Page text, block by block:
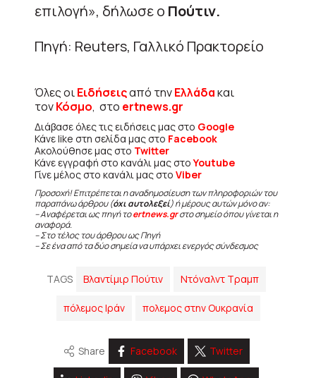
επιλογή», δήλωσε ο Πούτιν.
Πηγή: Reuters, Γαλλικό Πρακτορείο
Όλες οιΕιδήσειςαπό τηνΕλλάδακαι
τονΚόσμο, στο ertnews.gr
Διάβασε όλες τις ειδήσεις μας στο Google
Κάνε like στη σελίδα μας στο Facebook
Ακολούθησε μας στο Twitter
Κάνε εγγραφή στο κανάλι μας στοYoutube
Γίνε μέλος στο κανάλι μας στο Viber
Προσοχή! Επιτρέπεται η αναδημοσίευση των πληροφοριών του
παραπάνω άρθρου (όχι αυτολεξεί) ή μέρους αυτών μόνο αν:
– Αναφέρεται ως πηγή τοertnews.grστο σημείο όπου γίνεται η
αναφορά.
– Στο τέλος του άρθρου ως Πηγή
– Σε ένα από τα δύο σημεία να υπάρχει ενεργός σύνδεσμος
TAGS Βλαντίμιρ Πούτιν Ντόναλντ Τραμπ
πόλεμος Ιράν πολεμος στην Ουκρανία
Share Facebook Twitter